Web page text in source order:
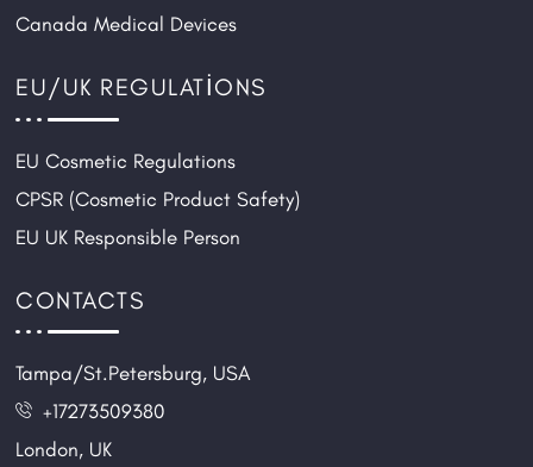
Canada Medical Devices
EU/UK REGULATIONS
EU Cosmetic Regulations
CPSR (Cosmetic Product Safety)
EU UK Responsible Person
CONTACTS
Tampa/St.Petersburg, USA
+17273509380
London, UK